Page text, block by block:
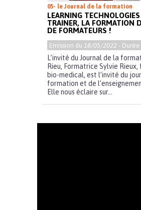
05- le Journal de la formation
LEARNING
TRAINER, LA FORMATION
DE FORMATEURS !
Emission du 18/05/2022 - Durée
L’invité du Journal de la
Rieu, Formatrice Sylvie
bio-medical, est l’invité du
formation et de
Elle nous éclaire sur...